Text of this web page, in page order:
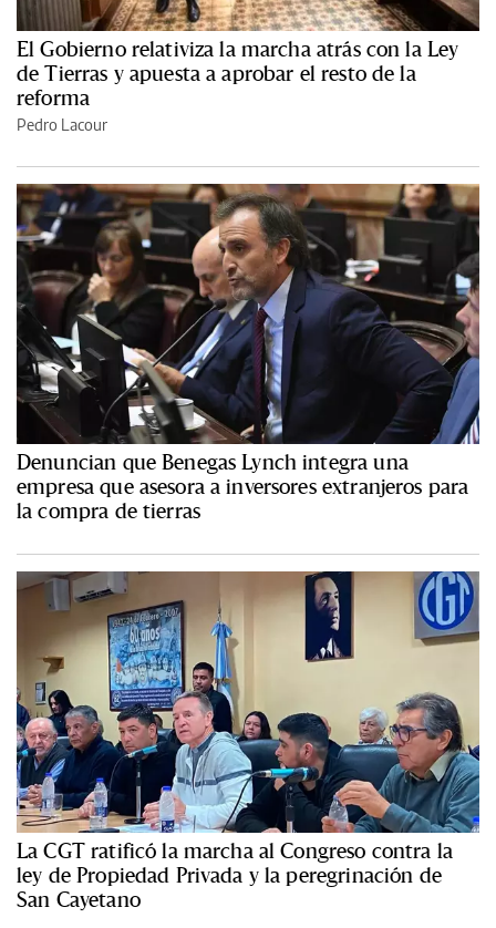
El Gobierno relativiza la marcha atrás con la Ley
de Tierras y apuesta a aprobar el resto de la
reforma
Pedro Lacour
Denuncian que Benegas Lynch integra una
empresa que asesora a inversores extranjeros para
la compra de tierras
La CGT ratificó la marcha al Congreso contra la
ley de Propiedad Privada y la peregrinación de
San Cayetano